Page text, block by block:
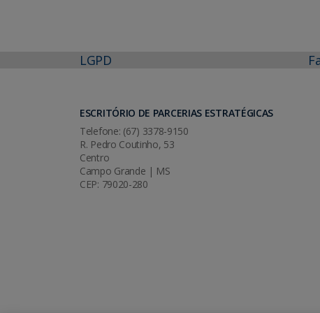
LGPD
ESCRITÓRIO DE PARCERIAS ESTRATÉGICAS
Telefone: (67) 3378-9150
R. Pedro Coutinho, 53
Centro
Campo Grande | MS
CEP: 79020-280